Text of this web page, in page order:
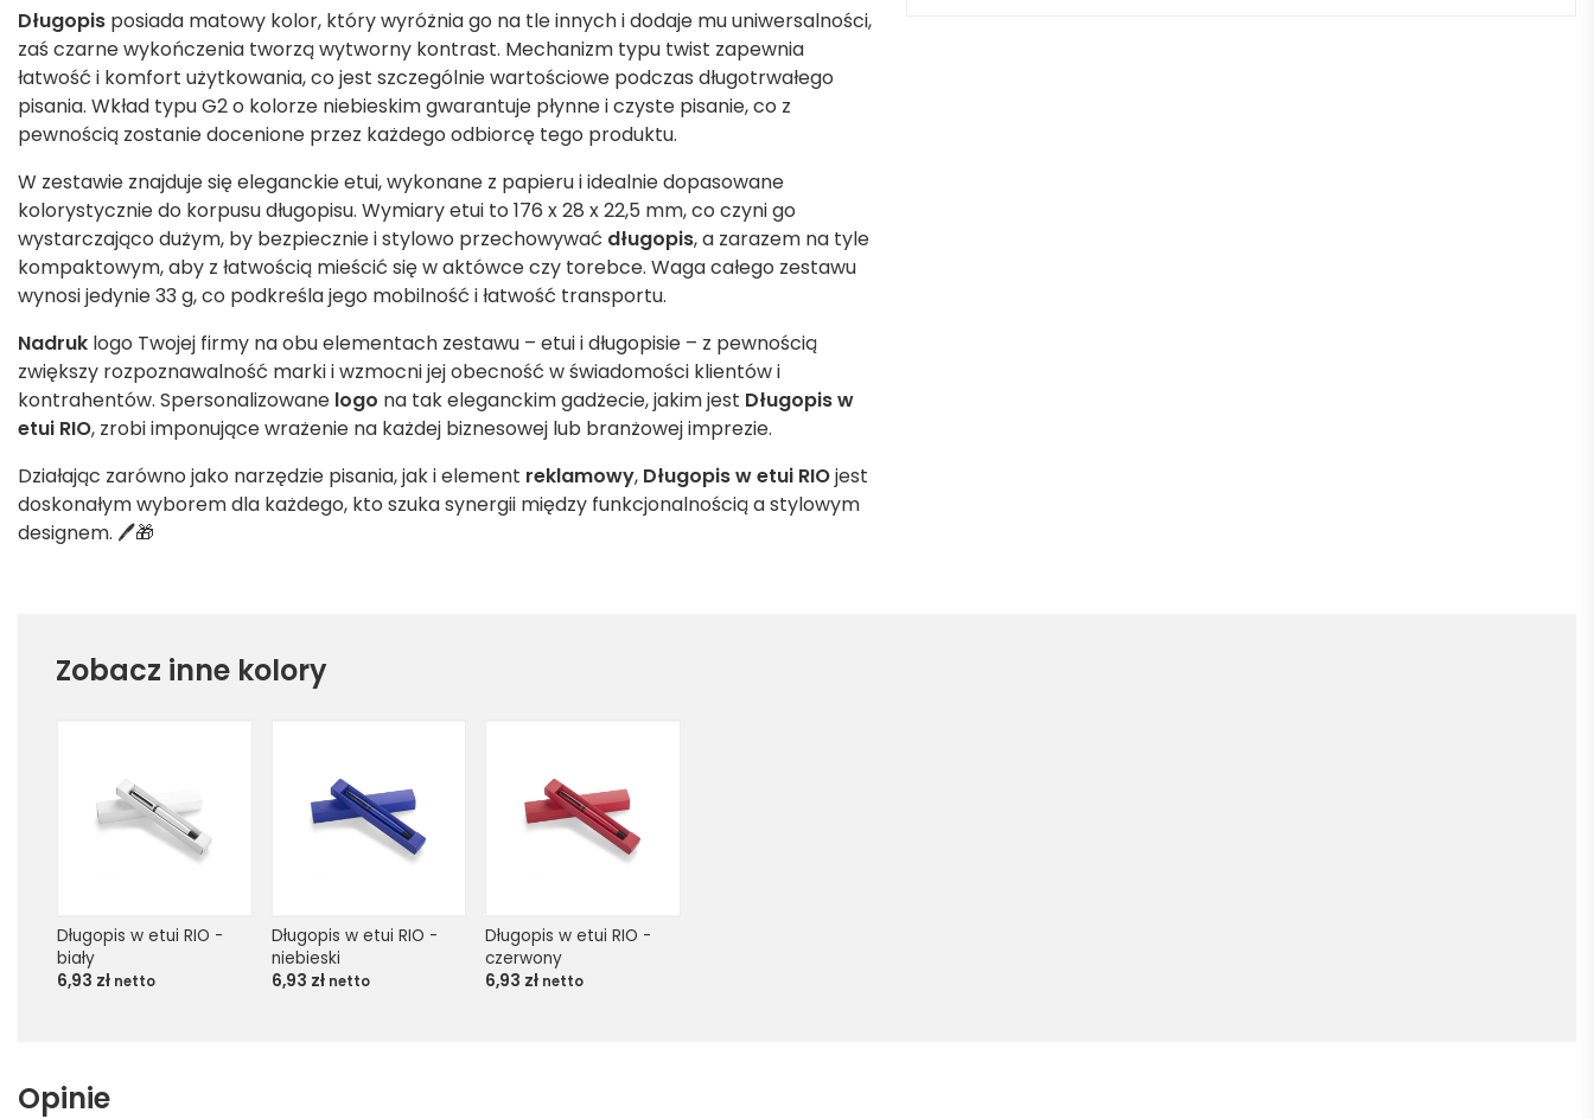
Długopis posiada matowy kolor, który wyróżnia go na tle innych i dodaje mu uniwersalności,
zaś czarne wykończenia tworzą wytworny kontrast. Mechanizm typu twist zapewnia
łatwość i komfort użytkowania, co jest szczególnie wartościowe podczas długotrwałego
pisania. Wkład typu G2 o kolorze niebieskim gwarantuje płynne i czyste pisanie, co z
pewnością zostanie docenione przez każdego odbiorcę tego produktu.
W zestawie znajduje się eleganckie etui, wykonane z papieru i idealnie dopasowane
kolorystycznie do korpusu długopisu. Wymiary etui to 176 x 28 x 22,5 mm, co czyni go
wystarczająco dużym, by bezpiecznie i stylowo przechowywać długopis, a zarazem na tyle
kompaktowym, aby z łatwością mieścić się w aktówce czy torebce. Waga całego zestawu
wynosi jedynie 33 g, co podkreśla jego mobilność i łatwość transportu.
Nadruk logo Twojej firmy na obu elementach zestawu – etui i długopisie – z pewnością
zwiększy rozpoznawalność marki i wzmocni jej obecność w świadomości klientów i
kontrahentów. Spersonalizowane logo na tak eleganckim gadżecie, jakim jest Długopis w
etui RIO, zrobi imponujące wrażenie na każdej biznesowej lub branżowej imprezie.
Działając zarówno jako narzędzie pisania, jak i element reklamowy, Długopis w etui RIOjest
doskonałym wyborem dla każdego, kto szuka synergii między funkcjonalnością a stylowym
designem. 🖊️🎁
Zobacz inne kolory
Długopis w etui RIO -
biały
6,93 zł netto
Długopis w etui RIO -
niebieski
6,93 zł netto
Długopis w etui RIO -
czerwony
6,93 zł netto
Opinie